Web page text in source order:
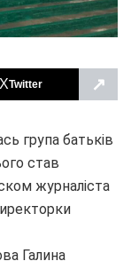
Twitter ↗
група батьків
став
журналіста
Галина